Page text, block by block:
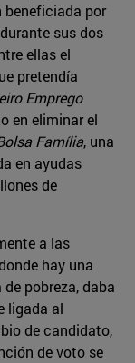
beneficiada por
sus dos
ellas el
pretendía
Emprego
en eliminar el
Família, una
en ayudas
de
a las
hay una
pobreza, daba
ligada al
de candidato,
de voto se